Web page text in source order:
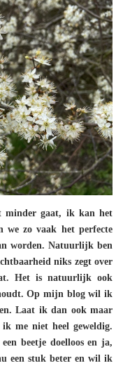
minder gaat, ik kan het
we zo vaak het perfecte
worden. Natuurlijk ben
niks zegt over
Het is natuurlijk ook
Op mijn blog wil ik
Laat ik dan ook maar
me niet heel geweldig.
beetje doelloos en ja,
een stuk beter en wil ik